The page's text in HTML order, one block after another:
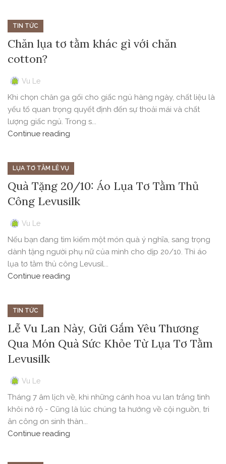
TIN TỨC
Chăn lụa tơ tằm khác gì với chăn
cotton?
Vu Le
Khi chọn chăn ga gối cho giấc ngủ hàng ngày, chất liệu là
yếu tố quan trọng quyết định đến sự thoải mái và chất
lượng giấc ngủ. Trong s...
Continue reading
LỤA TƠ TẰM LÊ VỤ
Quà Tặng 20/10: Áo Lụa Tơ Tằm Thủ
Công Levusilk
Vu Le
Nếu bạn đang tìm kiếm một món quà ý nghĩa, sang trọng
dành tặng người phụ nữ của mình cho dịp 20/10. Thì áo
lụa tơ tằm thủ công Levusil...
Continue reading
TIN TỨC
Lễ Vu Lan Này, Gửi Gắm Yêu Thương
Qua Món Quà Sức Khỏe Từ Lụa Tơ Tằm
Levusilk
Vu Le
Tháng 7 âm lịch về, khi những cánh hoa vu lan trắng tinh
khôi nở rộ - Cũng là lúc chúng ta hướng về cội nguồn, tri
ân công ơn sinh thàn...
Continue reading